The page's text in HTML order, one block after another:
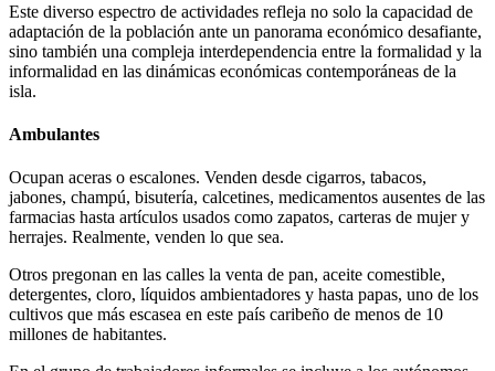
Este diverso espectro de actividades refleja no solo la capacidad de
adaptación de la población ante un panorama económico desafiante,
sino también una compleja interdependencia entre la formalidad y la
informalidad en las dinámicas económicas contemporáneas de la
isla.
Ambulantes
Ocupan aceras o escalones. Venden desde cigarros, tabacos,
jabones, champú, bisutería, calcetines, medicamentos ausentes de las
farmacias hasta artículos usados como zapatos, carteras de mujer y
herrajes. Realmente, venden lo que sea.
Otros pregonan en las calles la venta de pan, aceite comestible,
detergentes, cloro, líquidos ambientadores y hasta papas, uno de los
cultivos que más escasea en este país caribeño de menos de 10
millones de habitantes.